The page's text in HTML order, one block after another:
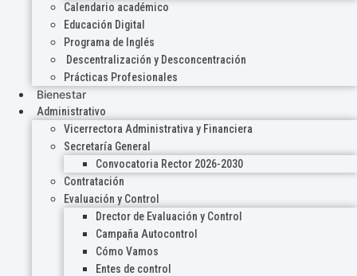
Calendario académico
Educación Digital
Programa de Inglés
Descentralización y Desconcentración
Prácticas Profesionales
Bienestar
Administrativo
Vicerrectora Administrativa y Financiera
Secretaría General
Convocatoria Rector 2026-2030
Contratación
Evaluación y Control
Drector de Evaluación y Control
Campaña Autocontrol
Cómo Vamos
Entes de control